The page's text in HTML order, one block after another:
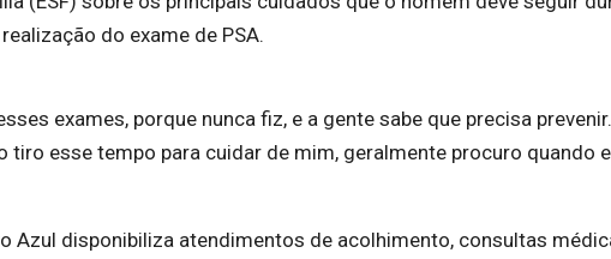
do exame de PSA.
exames, porque nunca fiz, e a gente sabe que precisa
tiro esse tempo para cuidar de mim, geralmente procuro quando
Azul disponibiliza atendimentos de acolhimento, consultas